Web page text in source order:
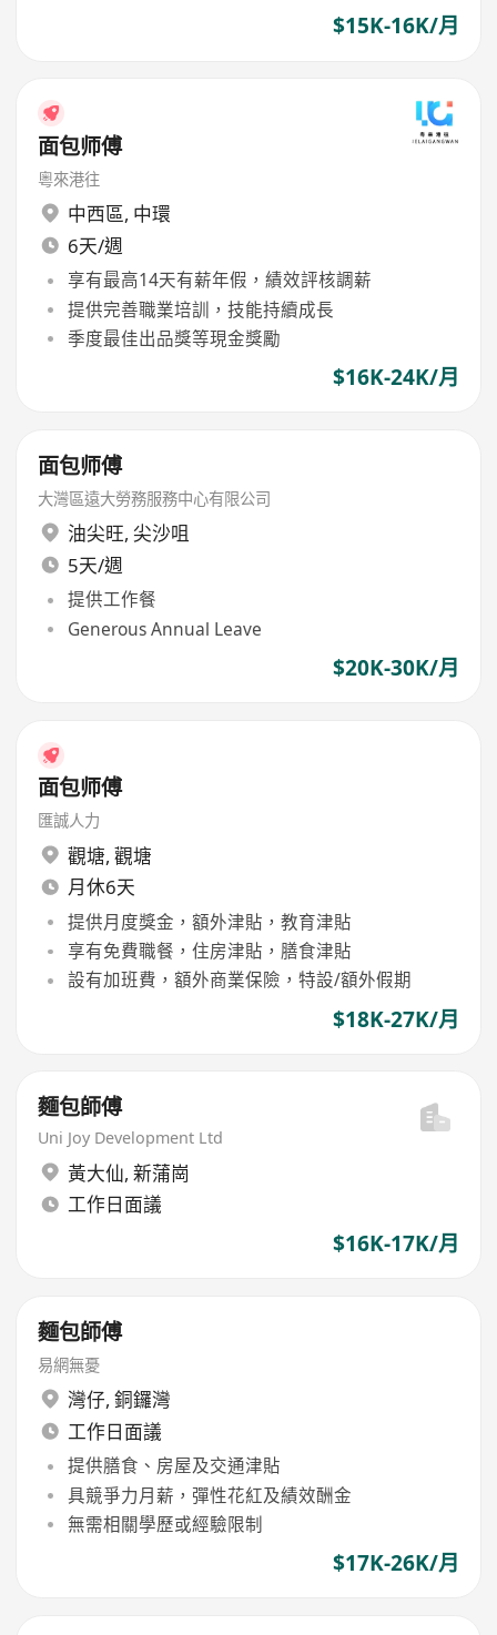
$15K-16K/月
面包师傅
粵來港往
中西區, 中環
6天/週
享有最高14天有薪年假，績效評核調薪
提供完善職業培訓，技能持續成長
季度最佳出品獎等現金獎勵
$16K-24K/月
面包师傅
大灣區遠大勞務服務中心有限公司
油尖旺, 尖沙咀
5天/週
提供工作餐
Generous Annual Leave
$20K-30K/月
面包师傅
匯誠人力
觀塘, 觀塘
月休6天
提供月度獎金，額外津貼，教育津貼
享有免費職餐，住房津貼，膳食津貼
設有加班費，額外商業保險，特設/額外假期
$18K-27K/月
麵包師傅
Uni Joy Development Ltd
黃大仙, 新蒲崗
工作日面議
$16K-17K/月
麵包師傅
易網無憂
灣仔, 銅鑼灣
工作日面議
提供膳食、房屋及交通津貼
具競爭力月薪，彈性花紅及績效酬金
無需相關學歷或經驗限制
$17K-26K/月